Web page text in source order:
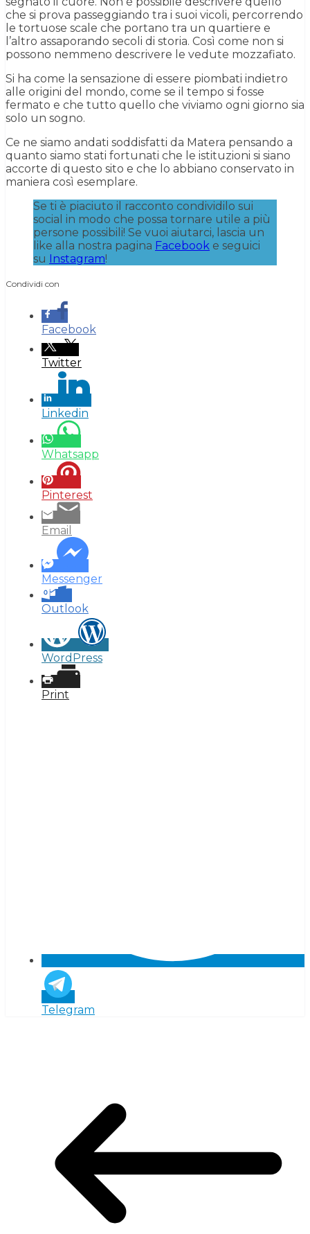
che si prova passeggiando tra i suoi vicoli, percorrendo
le tortuose scale che portano tra un quartiere e
l’altro assaporando secoli di storia. Così come non si
possono nemmeno descrivere le vedute mozzafiato.
Si ha come la sensazione di essere piombati indietro
alle origini del mondo, come se il tempo si fosse
fermato e che tutto quello che viviamo ogni giorno sia
solo un sogno.
Ce ne siamo andati soddisfatti da Matera pensando a
quanto siamo stati fortunati che le istituzioni si siano
accorte di questo sito e che lo abbiano conservato in
maniera così esemplare.
Se ti è piaciuto il racconto condividilo sui
social in modo che possa tornare utile a più
persone possibili! Se vuoi aiutarci, lascia un
like alla nostra pagina Facebook e seguici
su
Instagram!
Condividi con
Facebook
Twitter
Linkedin
Whatsapp
Pinterest
Email
Messenger
Outlook
WordPress
Print
Telegram